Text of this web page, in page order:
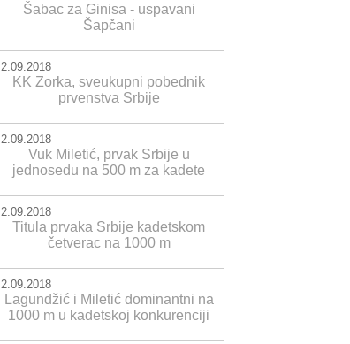
Šabac za Ginisa - uspavani
Šapčani
2.09.2018
KK Zorka, sveukupni pobednik
prvenstva Srbije
2.09.2018
Vuk Miletić, prvak Srbije u
jednosedu na 500 m za kadete
2.09.2018
Titula prvaka Srbije kadetskom
četverac na 1000 m
2.09.2018
Lagundžić i Miletić dominantni na
1000 m u kadetskoj konkurenciji